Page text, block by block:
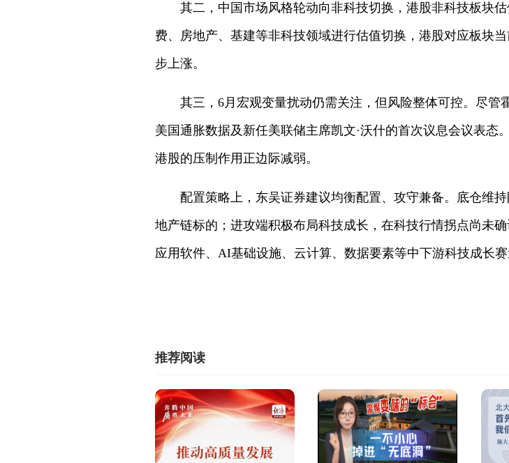
其二，中国市场风格轮动向非科技切换，港股非科技板块
费、房地产、基建等非科技领域进行估值切换，港股对应板块
步上涨。
其三，6月宏观变量扰动仍需关注，但风险整体可控。尽
美国通胀数据及新任美联储主席凯文·沃什的首次议息会议表
港股的压制作用正边际减弱。
配置策略上，东吴证券建议均衡配置、攻守兼备。底仓维
地产链标的；进攻端积极布局科技成长，在科技行情拐点尚未
应用软件、AI基础设施、云计算、数据要素等中下游科技成长赛
推荐阅读